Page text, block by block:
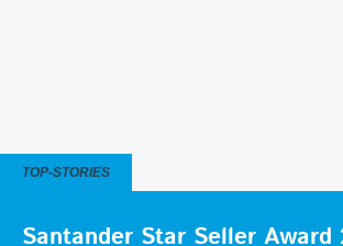
TOP-STORIES
Santander Star Seller Award